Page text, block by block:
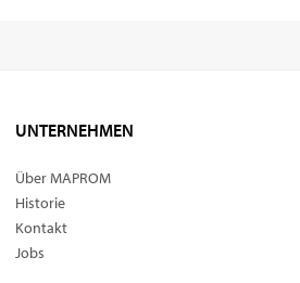
UNTERNEHMEN
Über MAPROM
Historie
Kontakt
Jobs